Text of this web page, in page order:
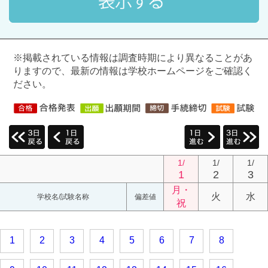
※掲載されている情報は調査時期により異なることがあ
りますので、最新の情報は学校ホームページをご確認く
ださい。
1/
1
1/
2
1/
3
学校名/試験名称 偏差値
月・
祝
火 水
1 2 3 4 5 6 7 8